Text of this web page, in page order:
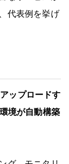
代表例を挙げ
ップロードす
境が自動構築